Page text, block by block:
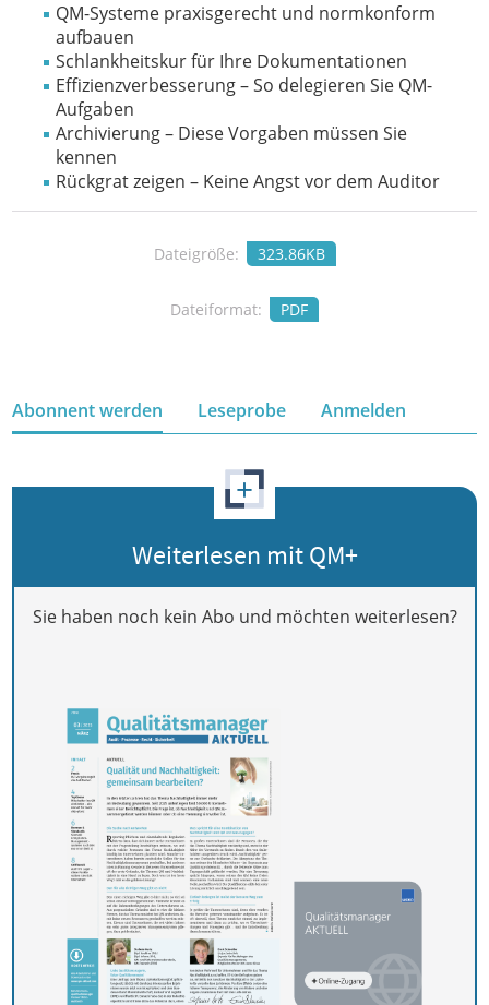
QM-Systeme praxisgerecht und normkonform
aufbauen
Schlankheitskur für Ihre Dokumentationen
Effizienzverbesserung – So delegieren Sie QM-
Aufgaben
Archivierung – Diese Vorgaben müssen Sie
kennen
Rückgrat zeigen – Keine Angst vor dem Auditor
Dateigröße: 323.86KB
Dateiformat: PDF
Abonnent werden Leseprobe Anmelden
+
Weiterlesen mit QM+
Sie haben noch kein Abo und möchten weiterlesen?